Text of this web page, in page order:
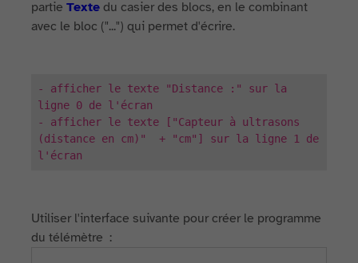
partieTexte du casier des blocs, en le combinant
avec le bloc ("...") qui permet d'écrire.
- afficher le texte "Distance :" sur la
ligne 0 de l'écran
- afficher le texte ["Capteur à ultrasons
(distance en cm)" + "cm"] sur la ligne 1 de
l'écran
Utiliser l'interface suivante pour créer le programme
du télémètre :